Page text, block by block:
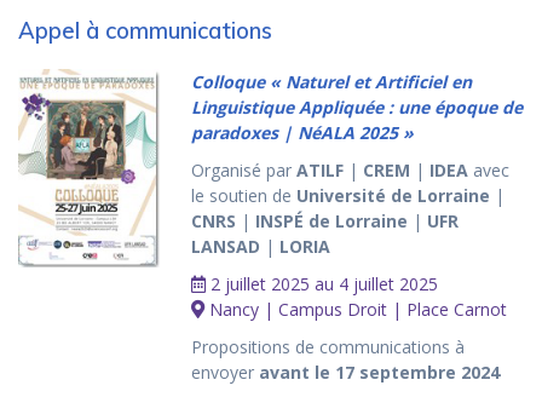
Appel à communications
Colloque « Naturel et Artificiel en
Linguistique Appliquée : une époque de
paradoxes | NéALA 2025 »
Organisé parATILF | CREM | IDEA avec
le soutien de Université de Lorraine |
CNRS | INSPÉ de Lorraine | UFR
LANSAD | LORIA
2 juillet 2025 au 4 juillet 2025
Nancy | Campus Droit | Place Carnot
Propositions de communications à
envoyer avant le 17 septembre 2024